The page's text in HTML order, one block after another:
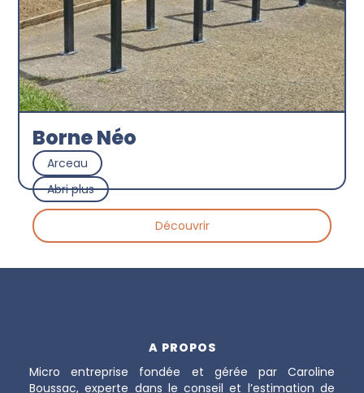
Borne Néo
Arceau
Abri plus
Découvrir
A PROPOS
Micro entreprise fondée et gérée par Caroline
Boussac, experte dans le conseil et l’estimation de